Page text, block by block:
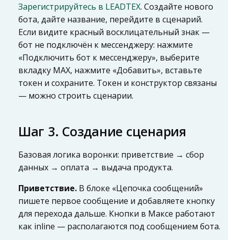
Зарегистрируйтесь в LEADTEX. Создайте нового
бота, дайте название, перейдите в сценарий.
Если видите красный восклицательный знак —
бот не подключён к мессенджеру: нажмите
«Подключить бот к мессенджеру», выберите
вкладку MAX, нажмите «Добавить», вставьте
токен и сохраните. Токен и конструктор связаны
— можно строить сценарии.
Шаг 3. Создание сценария
Базовая логика воронки: приветствие → сбор
данных → оплата → выдача продукта.
Приветствие.В блоке «Цепочка сообщений»
пишете первое сообщение и добавляете кнопку
для перехода дальше. Кнопки в Максе работают
как inline — располагаются под сообщением бота.